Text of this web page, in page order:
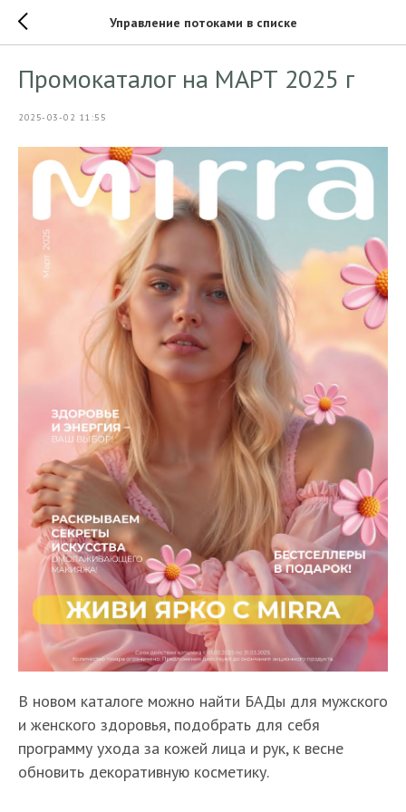
Управление потоками в списке
Промокаталог на МАРТ 2025 г
2025-03-02 11:55
В новом каталоге можно найти БАДы для мужского
и женского здоровья, подобрать для себя
программу ухода за кожей лица и рук, к весне
обновить декоративную косметику.